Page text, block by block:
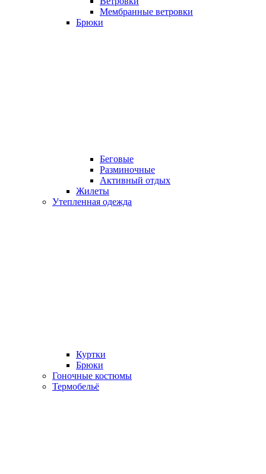
Мембранные ветровки
Брюки
Беговые
Разминочные
Активный отдых
Жилеты
Утепленная одежда
Куртки
Брюки
Гоночные костюмы
Термобельё